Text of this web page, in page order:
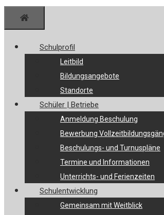
Schulprofil
Leitbild
Bildungsangebote
Standorte
Schüler | Betriebe
Anmeldung Beschulung
Bewerbung
Beschulungs- und Turnuspläne
Termine und Informationen
Unterrichts- und Ferienzeiten
Schulentwicklung
Gemeinsam mit Weitblick